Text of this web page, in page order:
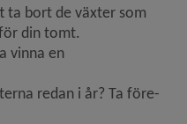
ta bort de växter som
din tomt.
vinna en
redan i år? Ta före-